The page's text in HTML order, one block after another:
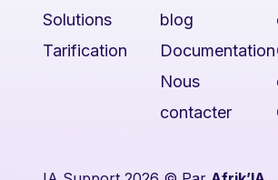
Solutions
Tarification
blog
Documentation
Nous
contacter